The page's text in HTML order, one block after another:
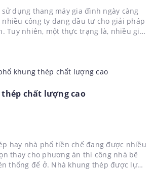
dụng thang máy gia đình ngày càng
nhiều công ty đang đầu tư cho giải pháp
Tuy nhiên, một thực trạng là, nhiều gia
chất lượng cao
hay nhà phố tiền chế đang được nhiều
thay cho phương án thi công nhà bê
thống để ở. Nhà khung thép được lựa